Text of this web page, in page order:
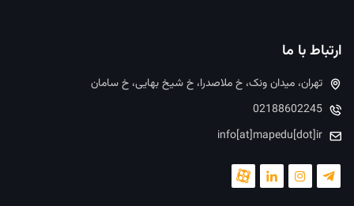
ارتباط با ما
تهران، میدان ونک، خ ملاصدرا، خ شیخ بهایی، خ سامان
02188602245
info[at]mapedu[dot]ir